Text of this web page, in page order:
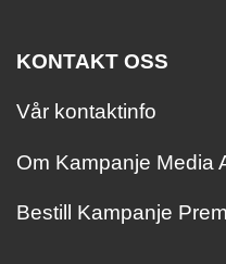
KONTAKT OSS
Vår kontaktinfo
Om Kampanje Media
Bestill Kampanje